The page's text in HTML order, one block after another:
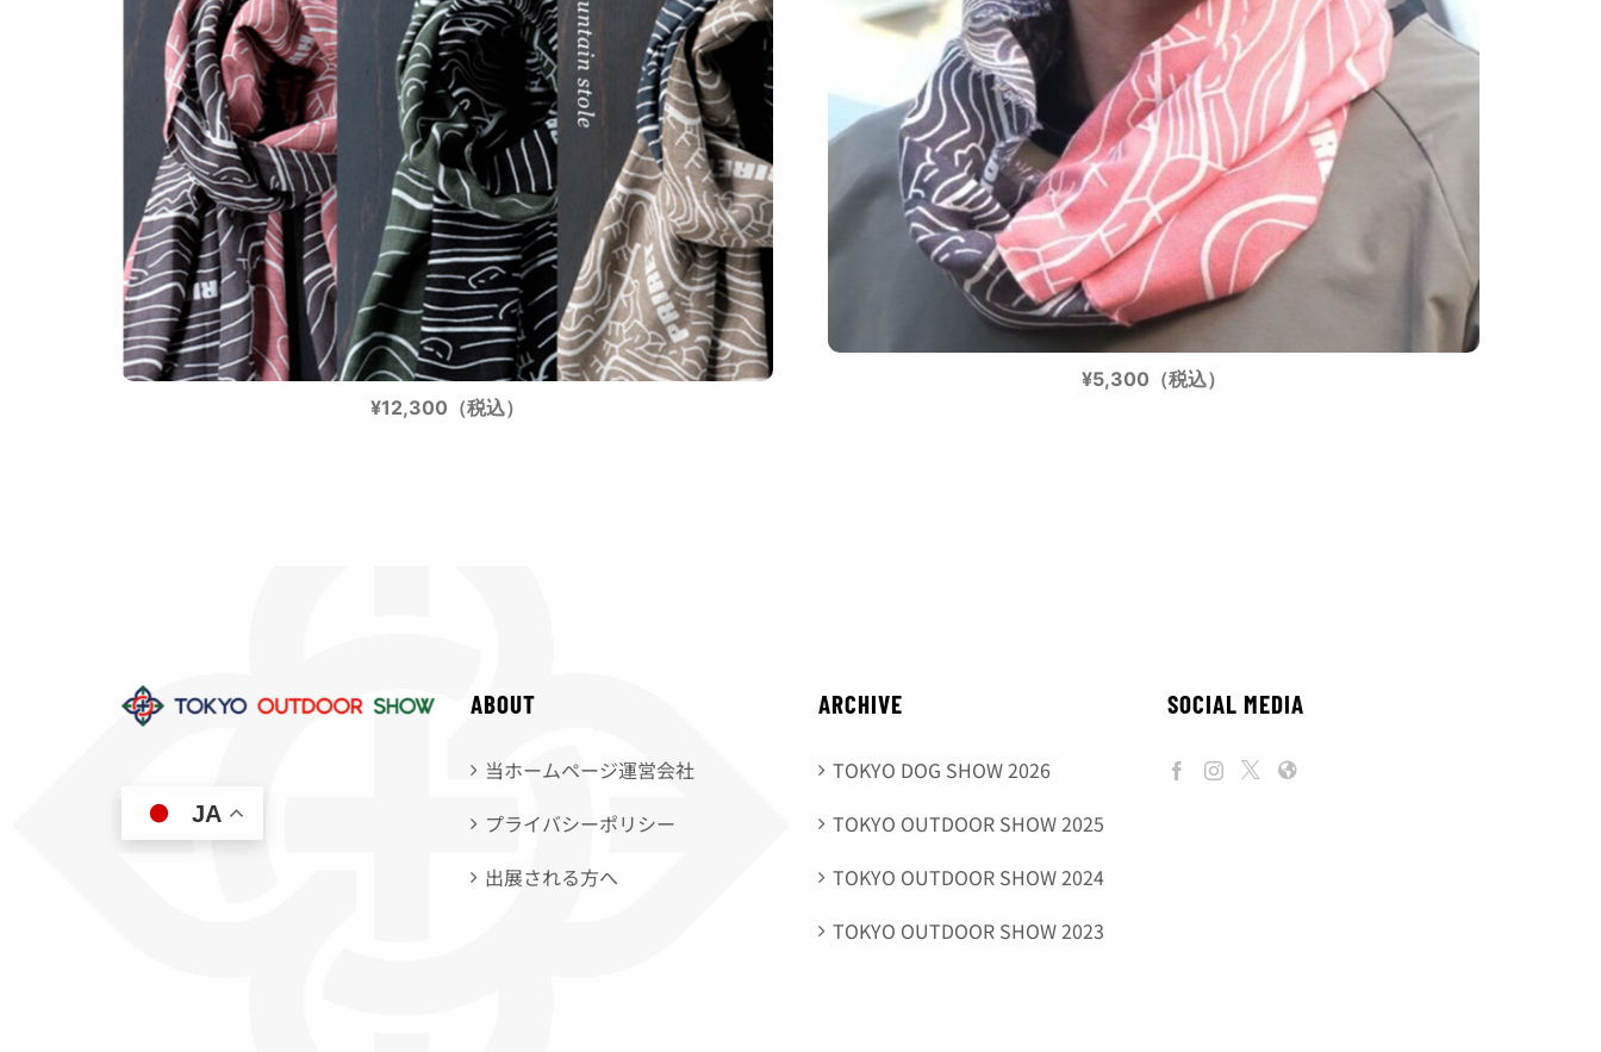
¥12,300（税込）
¥5,300（税込）
JA
ABOUT
当ホームページ運営会社
プライバシーポリシー
出展される方へ
ARCHIVE
TOKYO DOG SHOW 2026
TOKYO OUTDOOR SHOW 2025
TOKYO OUTDOOR SHOW 2024
TOKYO OUTDOOR SHOW 2023
SOCIAL MEDIA